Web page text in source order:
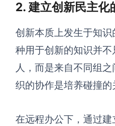
AI生成安索夫矩阵
AI生成Grow模型
AI生成AARRR模型
2. 建立创新民主化
创新本质上发生于知
种用于创新的知识并
人，而是来自不同组
织的协作是培养碰撞的
在远程办公下，通过